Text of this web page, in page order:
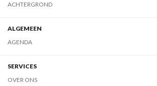
ACHTERGROND
ALGEMEEN
AGENDA
SERVICES
OVER ONS